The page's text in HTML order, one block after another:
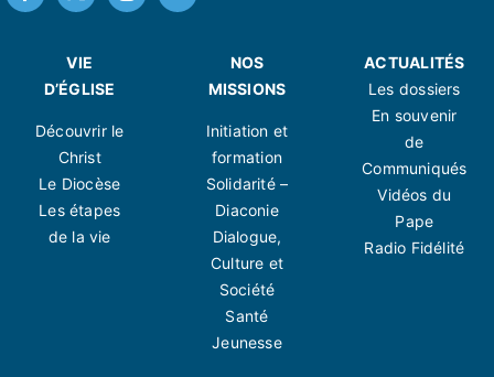
VIE
D’ÉGLISE
Découvrir le
Christ
Le Diocèse
Les étapes
de la vie
NOS
MISSIONS
Initiation et
formation
Solidarité –
Diaconie
Dialogue,
Culture et
Société
Santé
Jeunesse
ACTUALITÉS
Les dossiers
En souvenir
de
Communiqués
Vidéos du
Pape
Radio Fidélité